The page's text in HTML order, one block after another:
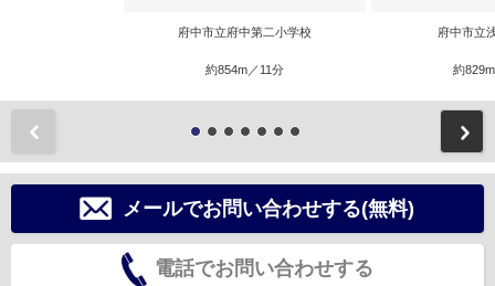
府中市立府中第二小学校
約854m／11分
府中市立
約
メールでお問い合わせする(無料)
電話でお問い合わせする